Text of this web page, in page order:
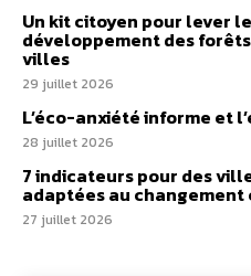
Un kit citoyen pour lever
développement des
villes
29 juillet 2026
L’éco-anxiété informe et
28 juillet 2026
7 indicateurs pour des
adaptées au
27 juillet 2026